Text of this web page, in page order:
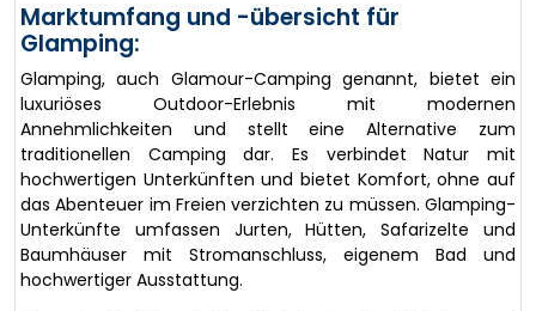
Marktumfang und -übersicht für
Glamping:
Glamping, auch Glamour-Camping genannt, bietet ein
luxuriöses Outdoor-Erlebnis mit modernen
Annehmlichkeiten und stellt eine Alternative zum
traditionellen Camping dar. Es verbindet Natur mit
hochwertigen Unterkünften und bietet Komfort, ohne auf
das Abenteuer im Freien verzichten zu müssen. Glamping-
Unterkünfte umfassen Jurten, Hütten, Safarizelte und
Baumhäuser mit Stromanschluss, eigenem Bad und
hochwertiger Ausstattung.